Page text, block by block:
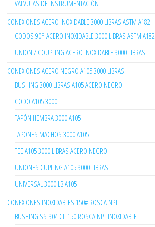
VÁLVULAS DE INSTRUMENTACIÓN
CONEXIONES ACERO INOXIDABLE 3000 LIBRAS ASTM A182
CODOS 90° ACERO INOXIDABLE 3000 LIBRAS ASTM A182
UNION / COUPLING ACERO INOXIDABLE 3000 LIBRAS
CONEXIONES ACERO NEGRO A105 3000 LIBRAS
BUSHING 3000 LIBRAS A105 ACERO NEGRO
CODO A105 3000
TAPÓN HEMBRA 3000 A105
TAPONES MACHOS 3000 A105
TEE A105 3000 LIBRAS ACERO NEGRO
UNIONES CUPLING A105 3000 LIBRAS
UNIVERSAL 3000 LB A105
CONEXIONES INOXIDABLES 150# ROSCA NPT
BUSHING SS-304 CL-150 ROSCA NPT INOXIDABLE